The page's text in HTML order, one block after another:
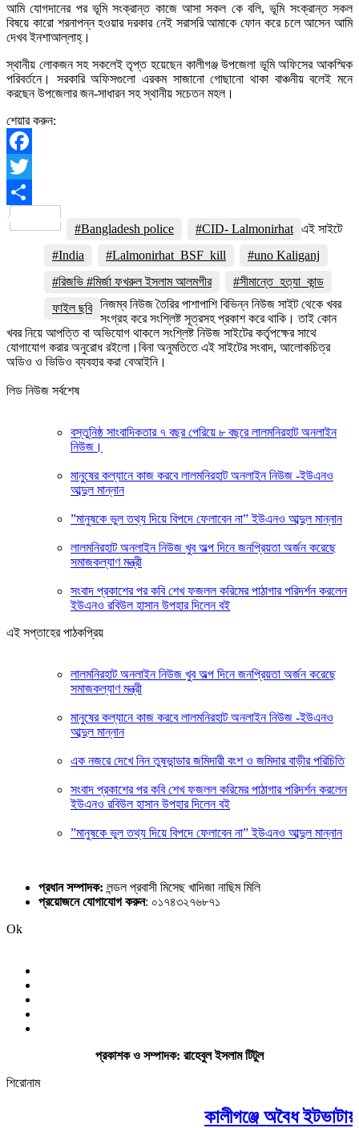
আমি যোগদানের পর ভূমি সংক্রান্ত কাজে আসা সকল কে বলি, ভূমি সংক্রান্ত সকল
বিষয়ে কারো শরনাপন্ন হওয়ার দরকার নেই সরাসরি আমাকে ফোন করে চলে আসেন আমি
দেখব ইনশাআল্লাহ্।
স্থানীয় লোকজন সহ সকলেই তৃপ্ত হয়েছেন কালীগঞ্জ উপজেলা ভূমি অফিসের আকস্মিক
পরিবর্তনে। সরকারি অফিসগুলো এরকম সাজানো গোছানো থাকা বাঞ্চনীয় বলেই মনে
করছেন উপজেলার জন-সাধারন সহ স্থানীয় সচেতন মহল।
শেয়ার করুন:
Facebook
Twitter
#Bangladesh police
#CID- Lalmonirhat
#India
#Lalmonirhat_BSF_kill
#uno Kaliganj
#রিজভি #মির্জা ফখরুল ইসলাম আলমগীর
#সীমান্তে_হত্যা_কান্ড
ফাইল ছবি
এই সাইটে
নিজম্ব নিউজ তৈরির পাশাপাশি বিভিন্ন নিউজ সাইট থেকে খবর
সংগ্রহ করে সংশ্লিষ্ট সূত্রসহ প্রকাশ করে থাকি। তাই কোন
খবর নিয়ে আপত্তি বা অভিযোগ থাকলে সংশ্লিষ্ট নিউজ সাইটের কর্তৃপক্ষের সাথে
যোগাযোগ করার অনুরোধ রইলো।বিনা অনুমতিতে এই সাইটের সংবাদ, আলোকচিত্র
অডিও ও ভিডিও ব্যবহার করা বেআইনি।
লিড নিউজ সর্বশেষ
বস্তুনিষ্ঠ সাংবাদিকতার ৭ বছর পেরিয়ে ৮ বছরে লালমনিরহাট অনলাইন
নিউজ।
মানুষের কল্যানে কাজ করবে লালমনিরহাট অনলাইন নিউজ -ইউএনও
আব্দুল মান্নান
”মানুষকে ভুল তথ্য দিয়ে বিপদে ফেলাবেন না” ইউএনও আব্দুল মান্নান
লালমনিরহাট অনলাইন নিউজ খুব অল্প দিনে জনপ্রিয়তা অর্জন করেছে
সমাজকল্যাণ মন্ত্রী
সংবাদ প্রকাশের পর কবি শেখ ফজলল করিমের পাঠাগার পরিদর্শন করলেন
ইউএনও রবিউল হাসান উপহার দিলেন বই
এই সপ্তাহের পাঠকপ্রিয়
লালমনিরহাট অনলাইন নিউজ খুব অল্প দিনে জনপ্রিয়তা অর্জন করেছে
সমাজকল্যাণ মন্ত্রী
মানুষের কল্যানে কাজ করবে লালমনিরহাট অনলাইন নিউজ -ইউএনও
আব্দুল মান্নান
এক নজরে দেখে নিন তুষভান্ডার জমিদারী বংশ ও জমিদার বাড়ীর পরিচিতি
সংবাদ প্রকাশের পর কবি শেখ ফজলল করিমের পাঠাগার পরিদর্শন করলেন
ইউএনও রবিউল হাসান উপহার দিলেন বই
”মানুষকে ভুল তথ্য দিয়ে বিপদে ফেলাবেন না” ইউএনও আব্দুল মান্নান
প্রধান সম্পাদক: লন্ডল প্রবাসী মিসেছ খাদিজা নাছিম মিলি
প্রয়োজনে যোগাযোগ করুন: ০১৭৪৩২৭৬৮৭১
Ok
প্রকাশক ও সম্পাদক: রাহেবুল ইসলাম টিটুল
শিরোনাম
কালীগঞ্জে অবৈধ ইটভাটায় ৭